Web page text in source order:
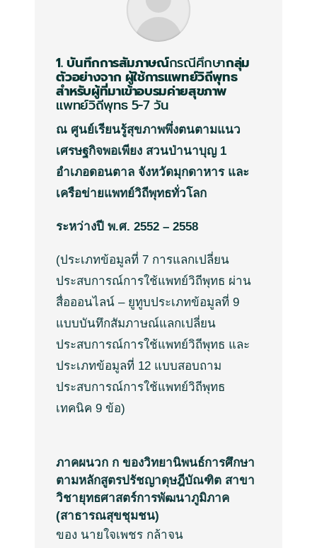
1. บันทึกการสัมภาษณ์กรณีศึกษากลุ่ม
ตัวอย่างจาก ผู้ใช้การแพทย์วิถีพุทธ
สำหรับผู้ที่มาเข้าอบรมค่ายสุขภาพ
แพทย์วิถีพุทธ5-7วัน
ณ ศูนย์เรียนรู้สุขภาพพึ่งตนตามแนว
เศรษฐกิจพอเพียง สวนป่านาบุญ 1
อำเภอดอนตาล จังหวัดมุกดาหาร และ
เครือข่ายแพทย์วิถีพุทธทั่วโลก
ระหว่างปี พ.ศ. 2552 – 2558
(ประเภทข้อมูลที่ 7 การแลกเปลี่ยน
ประสบการณ์การใช้แพทย์วิถีพุทธ ผ่าน
สื่อออนไลน์ – ยูทูบประเภทข้อมูลที่ 9
แบบบันทึกสัมภาษณ์แลกเปลี่ยน
ประสบการณ์การใช้แพทย์วิถีพุทธ และ
ประเภทข้อมูลที่ 12 แบบสอบถาม
ประสบการณ์การใช้แพทย์วิถีพุทธ
เทคนิค 9ข้อ)
ภาคผนวก ก ของวิทยานิพนธ์การศึกษา
ตามหลักสูตรปรัชญาดุษฎีบัณฑิต สาขา
วิชายุทธศาสตร์การพัฒนาภูมิภาค
(สาธารณสุขชุมชน)
ของ นายใจเพชร กล้าจน